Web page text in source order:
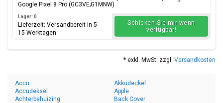
Google Pixel 8 Pro (GC3VE;G1MNW)
Lager: 0
Lieferzeit: Versandbereit in 5 -
15 Werktagen
Schicken Sie mir wenn
verfügbar!
* exkl. MwSt. zzgl. Versandkosten
Accu
Accudeksel
Achterbehuizing
Akkudeckel
Apple
Back Cover